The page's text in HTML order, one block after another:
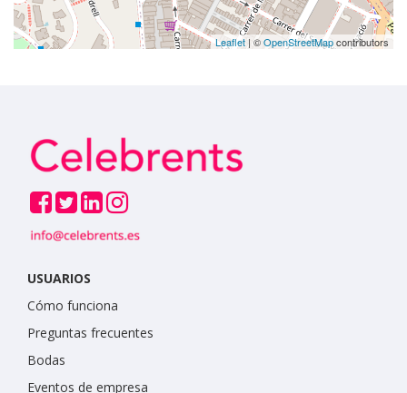
Leaflet | ©OpenStreetMapcontributors
USUARIOS
Cómo funciona
Preguntas frecuentes
Bodas
Eventos de empresa